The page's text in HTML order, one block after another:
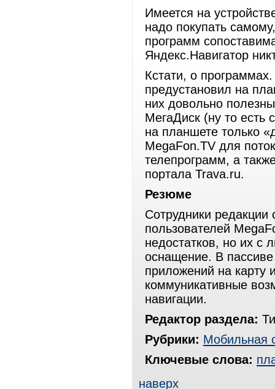
Имеется на
надо покупать
программ
Яндекс.Навигатор
Кстати, о
предустановил на
них довольно
МегаДиск (ну то есть
на планшете только
MegaFon.TV для
телепрограмм, а
портала Trava.ru.
Резюме
Сотрудники
пользователей
недостатков, но их с
оснащение. В
приложений на карту
коммуникативные
навигации.
Редактор раздела:
Рубрики: Мобильная
Ключевые слова:
наверх